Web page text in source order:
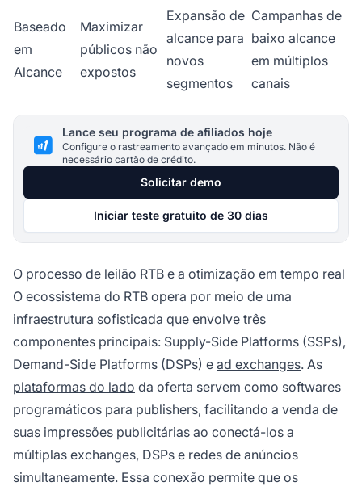
Baseado
em
Alcance
Maximizar
públicos não
expostos
Expansão de
alcance para
novos
segmentos
Campanhas de
baixo alcance
em múltiplos
canais
Lance seu programa de afiliados hoje
Configure o rastreamento avançado em minutos. Não é
necessário cartão de crédito.
Solicitar demo
Iniciar teste gratuito de 30 dias
O processo de leilão RTB e a otimização em tempo real
O ecossistema do RTB opera por meio de uma
infraestrutura sofisticada que envolve três
componentes principais: Supply-Side Platforms (SSPs),
Demand-Side Platforms (DSPs) e ad exchanges. As
plataformas do lado da oferta servem como softwares
programáticos para publishers, facilitando a venda de
suas impressões publicitárias ao conectá-los a
múltiplas exchanges, DSPs e redes de anúncios
simultaneamente. Essa conexão permite que os